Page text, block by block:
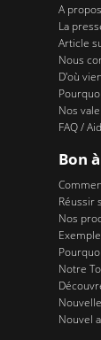
A propos
La
Article
Nous
D'où
Nos
FAQ /
Bon
Réussir
Nos
Notre
Nouvel